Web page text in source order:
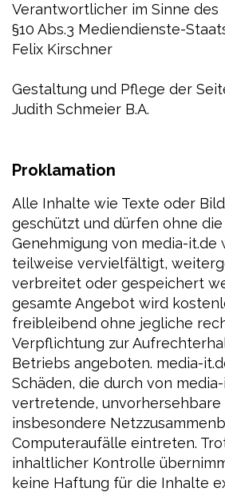
Verantwortlicher im Sinne des
§10 Abs.3 Mediendienste-
Felix Kirschner
Gestaltung und Pflege der
Judith Schmeier B.A.
Proklamation
Alle Inhalte wie Texte oder
geschützt und dürfen ohne
Genehmigung von media-it.de
teilweise vervielfältigt,
verbreitet oder gespeichert
gesamte Angebot wird
freibleibend ohne jegliche
Verpflichtung zur
Betriebs angeboten. media-
Schäden, die durch von
vertretende, unvorhersehbare
insbesondere
Computeraufälle eintreten.
inhaltlicher Kontrolle
keine Haftung für die Inhalte